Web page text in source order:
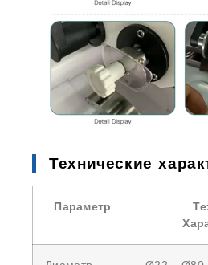
Технические
Параметр